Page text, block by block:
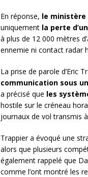
En réponse, le
uniquement la perte
à plus de 12 000 mètres
ennemie ni contact radar
La prise de parole d’Eric
communication sous
a précisé que les
hostile sur le créneau
journaux de vol transmis
Trappier a évoqué une
alors que plusieurs
également rappelé que
comme l’ont montré les